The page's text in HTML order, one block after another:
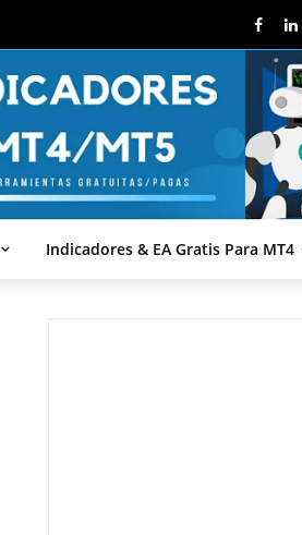
Indicadores & EA Gratis Para MT4